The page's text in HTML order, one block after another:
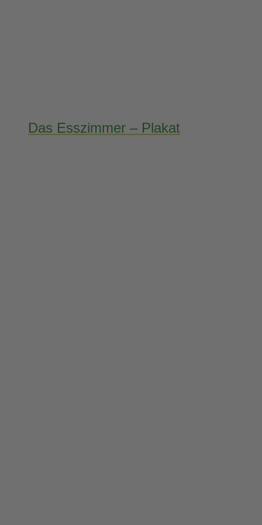
Das Esszimmer – Plakat